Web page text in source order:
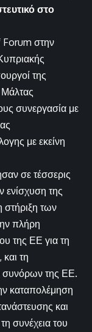
στο
Forum στην
της
Μάλτας
συνεργασία με
με εκείνη
σε τέσσερις
ενίσχυση της
στήριξη των
πλήρη
της ΕΕ για τη
τη
συνόρων της ΕΕ.
καταπολέμηση
και
συνέχεια του